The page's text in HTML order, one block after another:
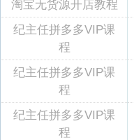
淘宝无货源开店教程
纪主任拼多多VIP课
程
纪主任拼多多VIP课
程
纪主任拼多多VIP课
程